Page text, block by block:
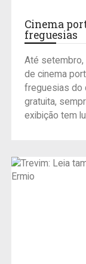
Cinema
freguesias
Até setembro,
de cinema
freguesias do
gratuita,
exibição tem